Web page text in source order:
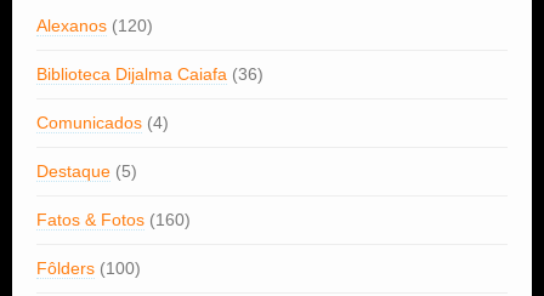
Alexanos (120)
Biblioteca Dijalma Caiafa (36)
Comunicados (4)
Destaque (5)
Fatos & Fotos (160)
Fôlders (100)